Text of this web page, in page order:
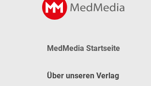
MedMedia Startseite
Über unseren Verlag